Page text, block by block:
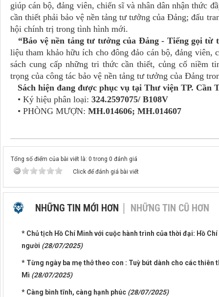
giúp cán bộ, đảng viên, chiến sĩ và nhân dân nhận thức
cần thiết phải bảo vệ nền tảng tư tưởng của Đảng; đấu
hội chính trị trong tình hình mới.
“Bảo vệ nền tảng tư tưởng của Đảng - Tiếng gọi từ
liệu tham khảo hữu ích cho đông đảo cán bộ, đảng
sách cung cấp những tri thức cần thiết, củng cố niềm
trọng của công tác bảo vệ nền tảng tư tưởng của Đảng
Sách hiện đang được phục vụ tại Thư viện TP. Cần
• Ký hiệu phân loại: 324.2597075/ B108V
• PHÒNG MƯỢN: MH.014606; MH.014607
Tổng số điểm của bài viết là: 0 trong 0 đánh giá
Click để đánh giá bài viết
NHỮNG TIN MỚI HƠN NHỮNG TIN CŨ HƠN
* Chủ tịch Hồ Chí Minh với cuộc hành trình của thời đại: Hồ
người (28/07/2025)
* Từng ngày ba mẹ thở theo con : Tuỳ bút dành cho các thiên
Mì (28/07/2025)
* Càng bình tĩnh, càng hạnh phúc (28/07/2025)